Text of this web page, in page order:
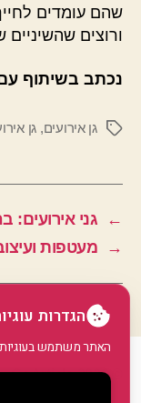
שהם עומדים
ורוצים
נכתב בשיתוף
תגיותגן אירועים, גן
←
גני אירועים:
→
מעטפות
© 2026
GoArticle
הגדרות
האתר משתמש בעוגיות